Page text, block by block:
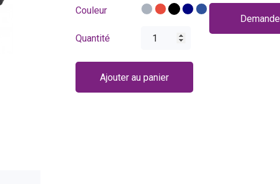
Couleur GrisRouge
NoirBleuBleu
Quantité
Ajouter au panier